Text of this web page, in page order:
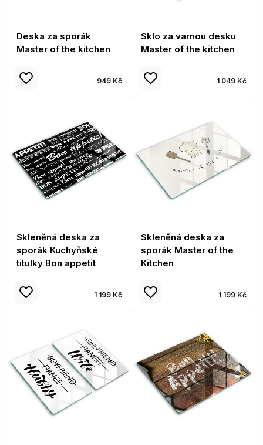
Deska za sporák
Master of the kitchen
949 Kč
Sklo za varnou desku
Master of the kitchen
1 049 Kč
Skleněná deska za
sporák Kuchyňské
titulky Bon appetit
1 199 Kč
Skleněná deska za
sporák Master of the
Kitchen
1 199 Kč